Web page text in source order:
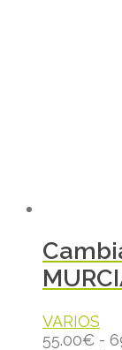
VARIOS
55.00€ -